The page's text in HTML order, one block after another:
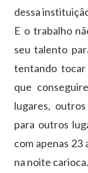
dessa
E o trabalho
seu talento
tentando tocar
que
lugares,
para outros
com apenas 23
na noite carioca.